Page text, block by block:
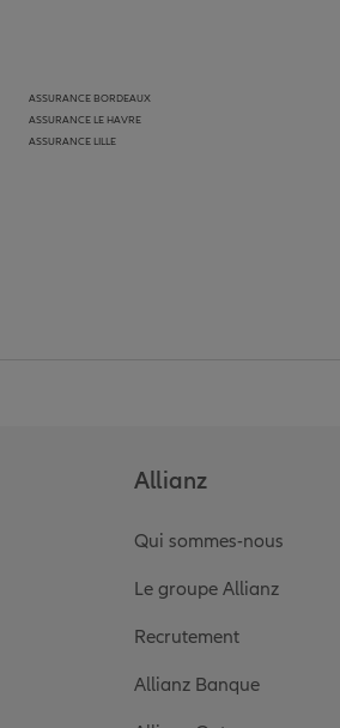
ASSURANCE BORDEAUX
ASSURANCE LE HAVRE
ASSURANCE LILLE
Allianz
Qui sommes-nous
Le groupe Allianz
Recrutement
Allianz Banque